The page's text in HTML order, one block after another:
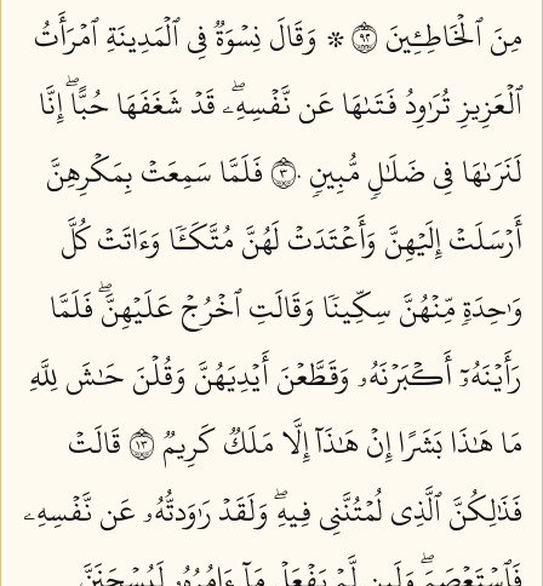
مِنَ ٱلۡخَاطِـِٔينَ ٢٩
۞ وَقَالَ نِسۡوَةٞ فِي ٱلۡمَدِينَةِ ٱمۡرَأَتُ
ٱلۡعَزِيزِ تُرَٰوِدُ فَتَىٰهَا عَن نَّفۡسِهِۦۖ قَدۡ شَغَفَهَا حُبًّاۖ إِنَّا
لَنَرَىٰهَا فِي ضَلَٰلٖ مُّبِينٖ ٣٠
فَلَمَّا سَمِعَتۡ بِمَكۡرِهِنَّ
أَرۡسَلَتۡ إِلَيۡهِنَّ وَأَعۡتَدَتۡ لَهُنَّ مُتَّكَـٔٗا وَءَاتَتۡ كُلَّ
وَٰحِدَةٖ مِّنۡهُنَّ سِكِّينٗا وَقَالَتِ ٱخۡرُجۡ عَلَيۡهِنَّۖ فَلَمَّا
رَأَيۡنَهُۥٓ أَكۡبَرۡنَهُۥ وَقَطَّعۡنَ أَيۡدِيَهُنَّ وَقُلۡنَ حَٰشَ لِلَّهِ
مَا هَٰذَا بَشَرًا إِنۡ هَٰذَآ إِلَّا مَلَكٞ كَرِيمٞ ٣١
قَالَتۡ
فَذَٰلِكُنَّ ٱلَّذِي لُمۡتُنَّنِي فِيهِۖ وَلَقَدۡ رَٰوَدتُّهُۥ عَن نَّفۡسِهِۦ